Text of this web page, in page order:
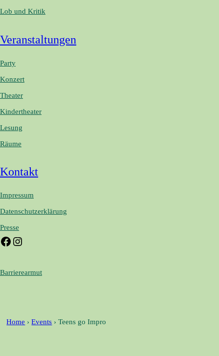
Lob und Kritik
Veranstaltungen
Party
Konzert
Theater
Kindertheater
Lesung
Räume
Kontakt
Impressum
Datenschutzerklärung
Presse
F
c
o
s
g
Barrierearmut
Home ›Events ›Teens go Impro